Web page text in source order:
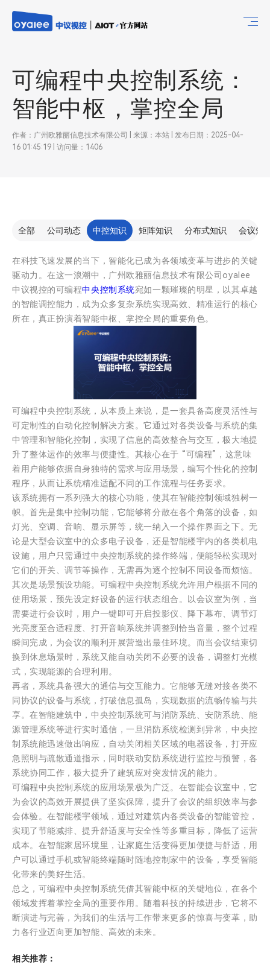
可编程中央控制系统：
智能中枢，掌控全局
作者：广州欧雅丽信息技术有限公司 | 来源：本站 | 发布日期：2025-04-
16 01:45:19 | 访问量：1406
全部 公司动态 中控知识 矩阵知识 分布式知识 会议知
在科技飞速发展的当下，智能化已成为各领域变革与进步的关键
驱动力。在这一浪潮中，广州欧雅丽信息技术有限公司oyalee
中议视控的可编程中央控制系统宛如一颗璀璨的明星，以其卓越
的智能调控能力，成为众多复杂系统实现高效、精准运行的核心
所在，真正扮演着智能中枢、掌控全局的重要角色。
可编程中央控制系统，从本质上来说，是一套具备高度灵活性与
可定制性的自动化控制解决方案。它通过对各类设备与系统的集
中管理和智能化控制，实现了信息的高效整合与交互，极大地提
升了整体运作的效率与便捷性。其核心在于 “可编程”，这意味
着用户能够依据自身独特的需求与应用场景，编写个性化的控制
程序，从而让系统精准适配不同的工作流程与任务要求。
该系统拥有一系列强大的核心功能，使其在智能控制领域独树一
帜。首先是集中控制功能，它能够将分散在各个角落的设备，如
灯光、空调、音响、显示屏等，统一纳入一个操作界面之下。无
论是大型会议室中的众多电子设备，还是智能楼宇内的各类机电
设施，用户只需通过中央控制系统的操作终端，便能轻松实现对
它们的开关、调节等操作，无需再为逐个控制不同设备而烦恼。
其次是场景预设功能。可编程中央控制系统允许用户根据不同的
使用场景，预先设定好设备的运行状态组合。以会议室为例，当
需要进行会议时，用户一键即可开启投影仪、降下幕布、调节灯
光亮度至合适程度、打开音响系统并调整到恰当音量，整个过程
瞬间完成，为会议的顺利开展营造出最佳环境。而当会议结束切
换到休息场景时，系统又能自动关闭不必要的设备，调整灯光模
式，实现能源的合理利用。
再者，系统具备强大的通信与交互能力。它能够无缝对接各类不
同协议的设备与系统，打破信息孤岛，实现数据的流畅传输与共
享。在智能建筑中，中央控制系统可与消防系统、安防系统、能
源管理系统等进行实时通信，一旦消防系统检测到异常，中央控
制系统能迅速做出响应，自动关闭相关区域的电器设备，打开应
急照明与疏散通道指示，同时联动安防系统进行监控与预警，各
系统协同工作，极大提升了建筑应对突发情况的能力。
可编程中央控制系统的应用场景极为广泛。在智能会议室中，它
为会议的高效开展提供了坚实保障，提升了会议的组织效率与参
会体验。在智能楼宇领域，通过对建筑内各类设备的智能管控，
实现了节能减排、提升舒适度与安全性等多重目标，降低了运营
成本。在智能家居环境里，让家庭生活变得更加便捷与舒适，用
户可以通过手机或智能终端随时随地控制家中的设备，享受智能
化带来的美好生活。
总之，可编程中央控制系统凭借其智能中枢的关键地位，在各个
领域发挥着掌控全局的重要作用。随着科技的持续进步，它将不
断演进与完善，为我们的生活与工作带来更多的惊喜与变革，助
力各行业迈向更加智能、高效的未来。
相关推荐：